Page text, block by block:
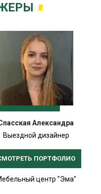
Александра
Выездной дизайнер
ПОРТФОЛИО
центр "Эма"